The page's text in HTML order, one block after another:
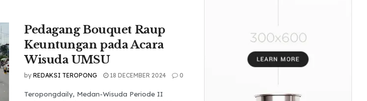
Pedagang Bouquet Raup
Keuntungan pada Acara
Wisuda UMSU
by REDAKSI TEROPONG 18 DECEMBER 2024 0
Teropongdaily, Medan-Wisuda Periode II